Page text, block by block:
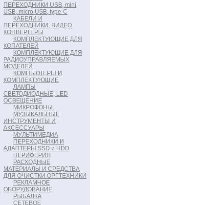
ПЕРЕХОДНИКИ USB, mini
USB, micro USB, type-C
КАБЕЛИ И
ПЕРЕХОДНИКИ, ВИДЕО
КОНВЕРТЕРЫ
КОМПЛЕКТУЮЩИЕ ДЛЯ
КОПАТЕЛЕЙ
КОМПЛЕКТУЮЩИЕ ДЛЯ
РАДИОУПРАВЛЯЕМЫХ
МОДЕЛЕЙ
КОМПЬЮТЕРЫ И
КОМПЛЕКТУЮЩИЕ
ЛАМПЫ
СВЕТОДИОДНЫЕ, LED
ОСВЕЩЕНИЕ
МИКРОФОНЫ
МУЗЫКАЛЬНЫЕ
ИНСТРУМЕНТЫ И
АКСЕССУАРЫ
МУЛЬТИМЕДИА
ПЕРЕХОДНИКИ И
АДАПТЕРЫ SSD и HDD
ПЕРИФЕРИЯ
РАСХОДНЫЕ
МАТЕРИАЛЫ И СРЕДСТВА
ДЛЯ ОЧИСТКИ ОРГТЕХНИКИ
РЕКЛАМНОЕ
ОБОРУДОВАНИЕ
РЫБАЛКА
СЕТЕВОЕ